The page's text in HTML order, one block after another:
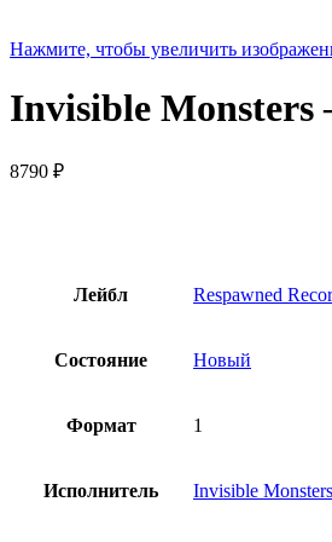
Нажмите, чтобы увеличить
Invisible
8790 ₽
Лейбл Respawned
Состояние Новый
Формат 1
Исполнитель Invisible Monsters